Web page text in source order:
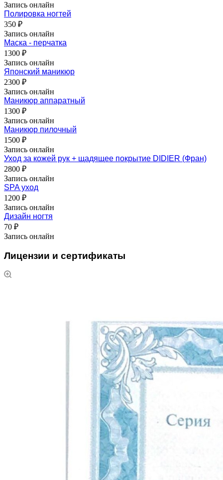
Запись онлайн
Полировка ногтей
350 ₽
Запись онлайн
Маска - перчатка
1300 ₽
Запись онлайн
Японский маникюр
2300 ₽
Запись онлайн
Маникюр аппаратный
1300 ₽
Запись онлайн
Маникюр пилочный
1500 ₽
Запись онлайн
Уход за кожей рук + щадящее покрытие DIDIER (Фран)
2800 ₽
Запись онлайн
SPA уход
1200 ₽
Запись онлайн
Дизайн ногтя
70 ₽
Запись онлайн
Лицензии и сертификаты